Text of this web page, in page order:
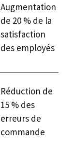
Augmentation
de 20 % de la
satisfaction
des employés
Réduction de
15 % des
erreurs de
commande